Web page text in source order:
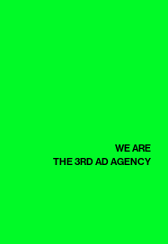
WE ARE
THE 3RD AD AGENCY